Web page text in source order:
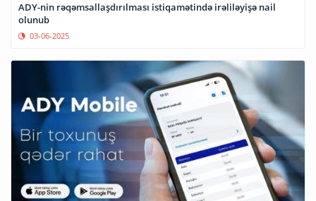
ADY-nin rəqəmsallaşdırılması istiqamətində irəliləyişə nail
olunub
03-06-2025